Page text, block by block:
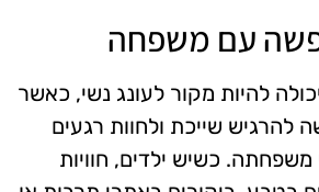
עם משפחה
להיות מקור לעונג נשי, כאשר
להרגיש שייכת ולחוות רגעים
כשיש ילדים, חוויות